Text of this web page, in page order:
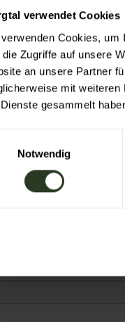
verwendet Cookies
Cookies, um
die Zugriffe auf unsere
an unsere Partner
mit
gesammelt
Notwendig
an.